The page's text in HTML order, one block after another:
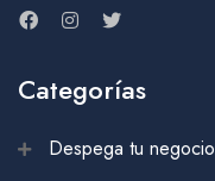
Categorías
Despega tu negocio